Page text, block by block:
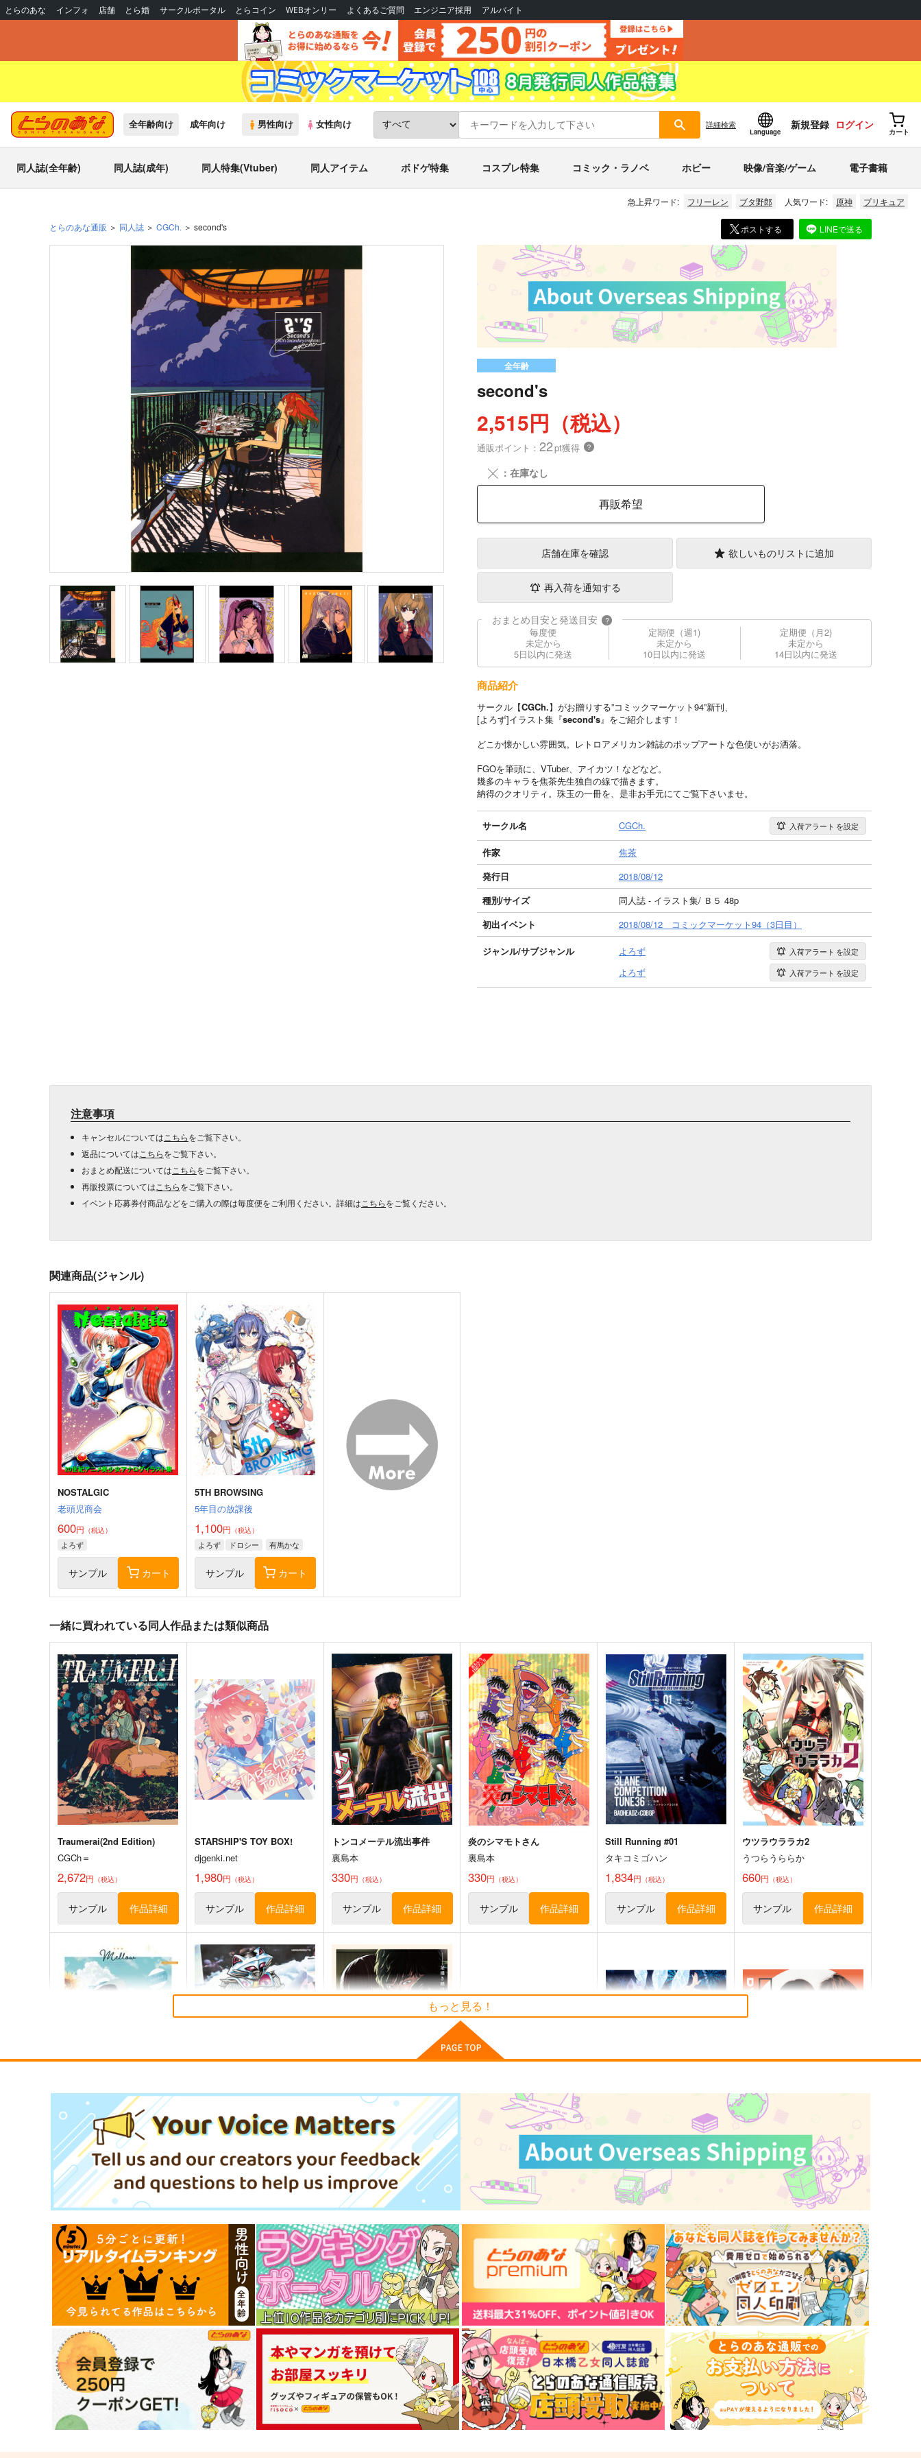
とらのあな インフォ 店舗 とら婚 サークルポータル とらコイン WEBオンリー よくあるご質問 エンジニア採用 アルバイト
全年齢向け 成年向け 男性向け 女性向け 詳細検索
Language
新規登録 ログイン
カート
同人誌(全年齢) 同人誌(成年) 同人特集(Vtuber) 同人アイテム ボドゲ特集 コスプレ特集 コミック・ラノベ ホビー 映像/音楽/ゲーム 電子書籍
急上昇ワード: フリーレン ブタ野郎 人気ワード: 原神 プリキュア
とらのあな通販 同人誌 CGCh. second's ポストする LINEで送る
全年齢
second's
2,515円（税込）
通販ポイント： 22pt獲得 ？
╳ ：在庫なし
再販希望
店舗在庫を確認 欲しいものリストに追加
再入荷を通知する
おまとめ目安と発送目安 ?
毎度便
未定から
5日以内に発送
定期便（週1)
未定から
10日以内に発送
定期便（月2)
未定から
14日以内に発送
商品紹介
サークル【CGCh.】がお贈りする”コミックマーケット94”新刊、
[よろず]イラスト集『second's』をご紹介します！
どこか懐かしい雰囲気。レトロアメリカン雑誌のポップアートな色使いがお洒落。
FGOを筆頭に、VTuber、アイカツ！などなど。
幾多のキャラを焦茶先生独自の線で描きます。
納得のクオリティ。珠玉の一冊を、是非お手元にてご覧下さいませ。
サークル名 CGCh. 入荷アラート を設定
作家
焦茶
発行日
2018/08/12
種別/サイズ
同人誌 - イラスト集/ Ｂ５ 48p
初出イベント
2018/08/12 コミックマーケット94（3日目）
ジャンル/サブジャンル よろず 入荷アラート を設定
よろず 入荷アラート を設定
注意事項
キャンセルについては こちらをご覧下さい。
返品については こちらをご覧下さい。
おまとめ配送については こちらをご覧下さい。
再販投票については こちらをご覧下さい。
イベント応募券付商品などをご購入の際は毎度便をご利用ください。詳細は こちらをご覧ください。
関連商品(ジャンル)
NOSTALGIC
老頭児商会
600円 （税込）
よろず
サンプル カート
5TH BROWSING
5年目の放課後
1,100円 （税込）
よろず ドロシー 有馬かな
サンプル カート
一緒に買われている同人作品または類似商品
Traumerai(2nd Edition)
CGCh＝
2,672円 （税込）
サンプル 作品詳細
STARSHIP'S TOY BOX!
djgenki.net
1,980円 （税込）
サンプル 作品詳細
トンコメーテル流出事件
裏島本
330円 （税込）
サンプル 作品詳細
炎のシマモトさん
裏島本
330円 （税込）
サンプル 作品詳細
Still Running #01
タキコミゴハン
1,834円 （税込）
サンプル 作品詳細
ウツラウララカ2
うつらうららか
660円 （税込）
サンプル 作品詳細
Mellow
HitenKei
770円 （税込）
サンプル 作品詳細
ナナーシャ
550 円
サンプル 作品詳細
トリプルックバック
ウラシマモト
1,572円 （税込）
サンプル 作品詳細
（税込）
サンプル
Grateful Days
Amateras Records
1,572円（税込）
チルノ
サンプル
Reflection of
Alkanet & dj genki.net
1,980円（税込）
作品詳細
マハトマにおまかせ！
懐色坂
もっと見る！